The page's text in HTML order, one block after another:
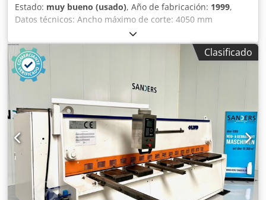
Estado: muy bueno (usado), Año de fabricación: 1999,
Datos técnicos: Ancho máximo de corte: 4050 mm
Rendimiento máximo de corte en acero: 0,5 - 8,0 mm
Rendimiento máximo de corte en acero inoxidable: 6,0 mm
Guía paralela ajustable mediante motor: 1000 mm Ajuste
programable de la separación de corte Ajuste programable
del ángulo de corte Control NC: AMADA OPE1 Función de
sujeción de la chapa Dksdjzcyn Sjpfx Ai Ror Potencia del
motor: 15 kW Dimensiones (largo x ancho x alto):
aproximadamente 4800 x 2200 x 2150 mm Peso:
aproximadamente 12 toneladas El vendedor no se hace
responsable de errores de escritura o de transmisión de
datos. La máquina presenta, en cuanto a apariencia,
tecnología y desgaste, las características propias de su
antigüedad; las máquinas usadas se venden sin ningún
tipo de garantía.
Clasificado